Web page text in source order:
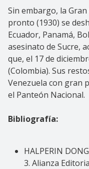
Sin embargo, la
pronto (1930) se
Ecuador, Panamá,
asesinato de Sucre,
que, el 17 de
(Colombia). Sus
Venezuela con gran
el Panteón Nacional.
Bibliografía:
HALPERIN
3. Alianza